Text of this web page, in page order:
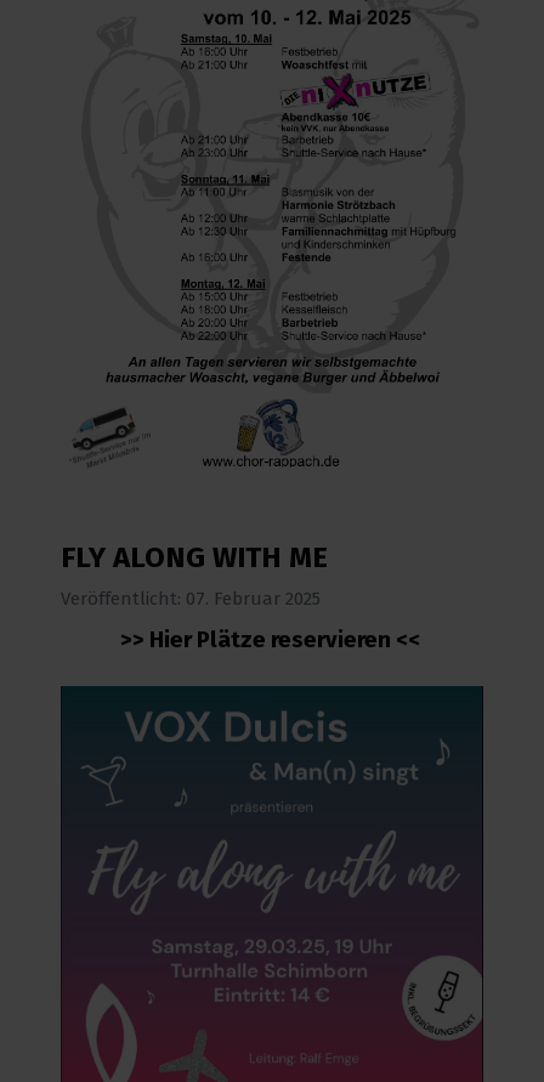
FLY ALONG WITH ME
Veröffentlicht: 07. Februar 2025
>> Hier Plätze reservieren <<